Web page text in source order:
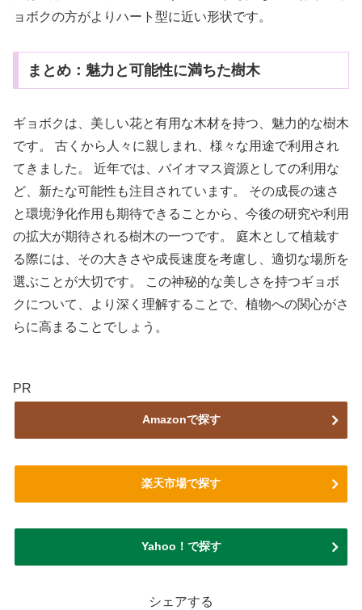
ョボクの方がよりハート型に近い形状です。
まとめ：魅力と可能性に満ちた樹木
ギョボクは、美しい花と有用な木材を持つ、魅力的な樹木
です。 古くから人々に親しまれ、様々な用途で利用され
てきました。 近年では、バイオマス資源としての利用な
ど、新たな可能性も注目されています。 その成長の速さ
と環境浄化作用も期待できることから、今後の研究や利用
の拡大が期待される樹木の一つです。 庭木として植栽す
る際には、その大きさや成長速度を考慮し、適切な場所を
選ぶことが大切です。 この神秘的な美しさを持つギョボ
クについて、より深く理解することで、植物への関心がさ
らに高まることでしょう。
PR
Amazonで探す
楽天市場で探す
Yahoo！で探す
シェアする